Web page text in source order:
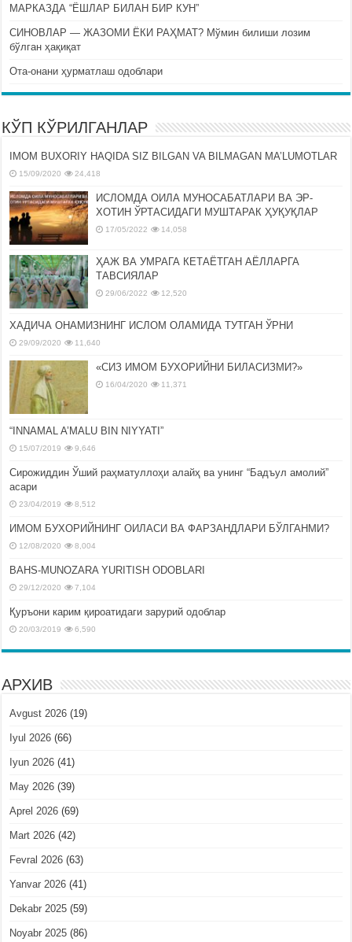
МАРКАЗДА “ЁШЛАР БИЛАН БИР КУН”
СИНОВЛАР — ЖАЗОМИ ЁКИ РАҲМАТ? Мўмин билиши лозим
бўлган ҳақиқат
Ота-онани ҳурматлаш одоблари
КЎП КЎРИЛГАНЛАР
IMOM BUXORIY HAQIDA SIZ BILGAN VA BILMAGAN MA’LUMOTLAR
15/09/2020 24,418
ИСЛОМДА ОИЛА МУНОСАБАТЛАРИ ВА ЭР-
ХОТИН ЎРТАСИДАГИ МУШТАРАК ҲУҚУҚЛАР
17/05/2022 14,058
ҲАЖ ВА УМРАГА КЕТАЁТГАН АЁЛЛАРГА
ТАВСИЯЛАР
29/06/2022 12,520
ХАДИЧА ОНАМИЗНИНГ ИСЛОМ ОЛАМИДА ТУТГАН ЎРНИ
29/09/2020 11,640
«СИЗ ИМОМ БУХОРИЙНИ БИЛАСИЗМИ?»
16/04/2020 11,371
“INNAMAL A’MALU BIN NIYYATI”
15/07/2019 9,646
Сирожиддин Ўший раҳматуллоҳи алайҳ ва унинг “Бадъул амолий”
асари
23/04/2019 8,512
ИМОМ БУХОРИЙНИНГ ОИЛАСИ ВА ФАРЗАНДЛАРИ БЎЛГАНМИ?
12/08/2020 8,004
BAHS-MUNOZARA YURITISH ODOBLARI
29/12/2020 7,104
Қуръони карим қироатидаги зарурий одоблар
20/03/2019 6,590
АРХИВ
Avgust 2026 (19)
Iyul 2026 (66)
Iyun 2026 (41)
May 2026 (39)
Aprel 2026 (69)
Mart 2026 (42)
Fevral 2026 (63)
Yanvar 2026 (41)
Dekabr 2025 (59)
Noyabr 2025 (86)